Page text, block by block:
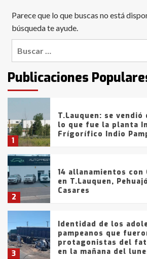
Parece que lo que buscas no está
búsqueda te ayude.
Publicaciones
6
con lluvias y
de la provincia
intentaron evadir a
fueron detenidos por
comercialización de
tarde del sábado
1
T.Lauquen: se
lo que fue la planta
Frígorífico Indio
2
14 allanamientos con
en T.Lauquen,
Casares
3
Identidad de los
pampeanos que
protagonistas del
en la mañana del